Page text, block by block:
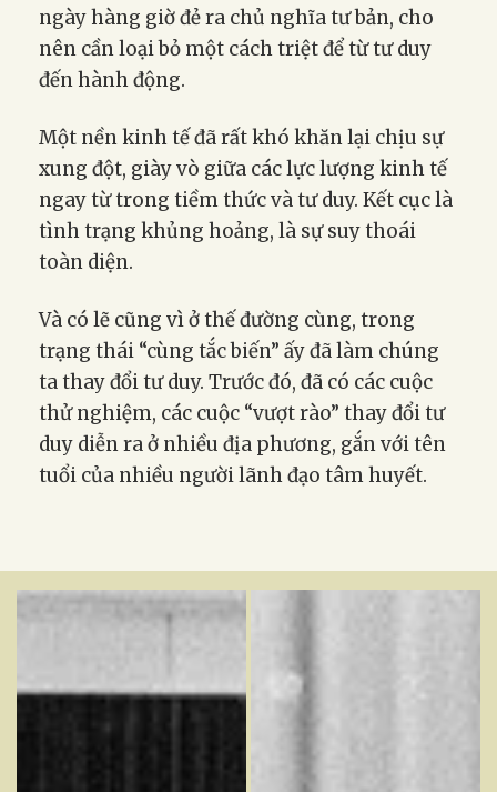
ngày hàng giờ đẻ ra chủ nghĩa tư bản, cho
nên cần loại bỏ một cách triệt để từ tư duy
đến hành động.
Một nền kinh tế đã rất khó khăn lại chịu sự
xung đột, giày vò giữa các lực lượng kinh tế
ngay từ trong tiềm thức và tư duy. Kết cục là
tình trạng khủng hoảng, là sự suy thoái
toàn diện.
Và có lẽ cũng vì ở thế đường cùng, trong
trạng thái “cùng tắc biến” ấy đã làm chúng
ta thay đổi tư duy. Trước đó, đã có các cuộc
thử nghiệm, các cuộc “vượt rào” thay đổi tư
duy diễn ra ở nhiều địa phương, gắn với tên
tuổi của nhiều người lãnh đạo tâm huyết.